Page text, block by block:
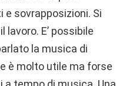
sovrapposizioni. Si
E’ possibile
la musica di
è molto utile ma forse